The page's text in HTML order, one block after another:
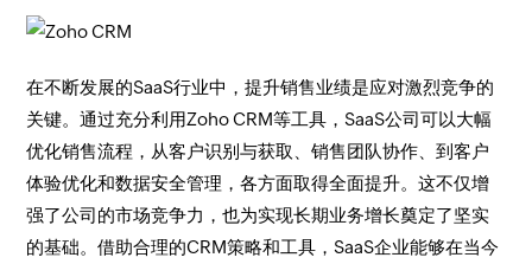
在不断发展的SaaS行业中，提升销售业绩是应对激烈竞争的
关键。通过充分利用Zoho CRM等工具，SaaS公司可以大幅
优化销售流程，从客户识别与获取、销售团队协作、到客户
体验优化和数据安全管理，各方面取得全面提升。这不仅增
强了公司的市场竞争力，也为实现长期业务增长奠定了坚实
的基础。借助合理的CRM策略和工具，SaaS企业能够在当今